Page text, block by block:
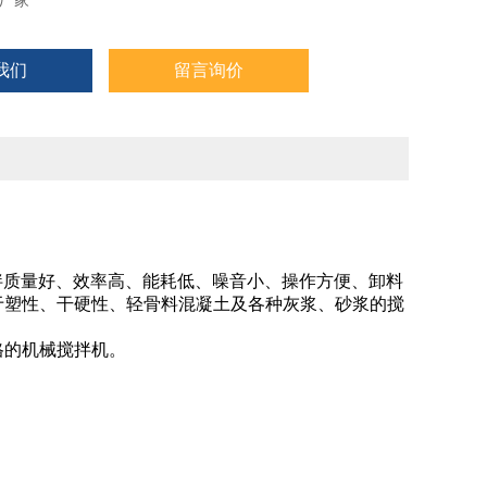
们 留言询价
量好、效率高、能耗低、噪音小、操作方便、卸料
性、干硬性、轻骨料混凝土及各种灰浆、砂浆的搅
机械搅拌机。